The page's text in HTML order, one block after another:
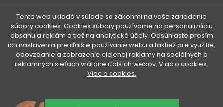
Veneti SK
Veneti CZ
Veneti DE
Tento web ukladá v súlade so zákonmi na vaše zariadenie
súbory cookies. Cookies súbory používame na personalizáciu
obsahu a reklám a tiež na analytické účely. Odsúhlaste prosím
ich nastavenia pre ďalšie používanie webu a taktiež pre využitie,
odovzdanie a zobrazenie cielenej reklamy na sociálnych a
reklamných sieťach vrátane ďalších webov. Viac o cookies.
Viac o cookies.